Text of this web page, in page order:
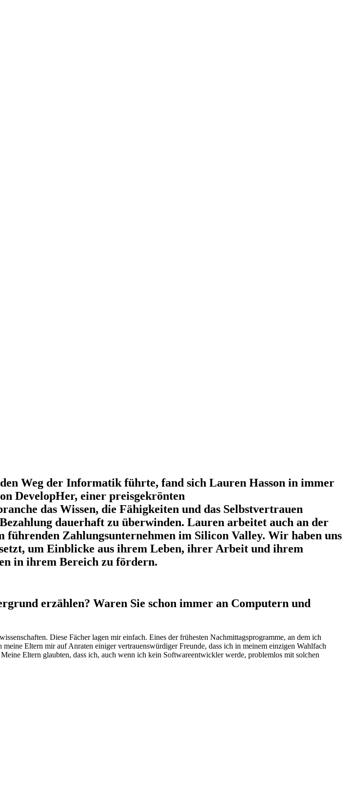
Weg der Informatik führte, fand sich Lauren Hasson in immer
DevelopHer, einer preisgekrönten
das Wissen, die Fähigkeiten und das Selbstvertrauen
dauerhaft zu überwinden. Lauren arbeitet auch an der
Zahlungsunternehmen im Silicon Valley. Wir haben uns
um Einblicke aus ihrem Leben, ihrer Arbeit und ihrem
in ihrem Bereich zu fördern.
erzählen? Waren Sie schon immer an Computern und
Diese Fächer lagen mir einfach. Eines der frühesten Nachmittagsprogramme, an dem ich
Eltern mir auf Anraten einiger vertrauenswürdiger Freunde, dass ich in meinem einzigen Wahlfach
Eltern glaubten, dass ich, auch wenn ich kein Softwareentwickler werde, problemlos mit solchen